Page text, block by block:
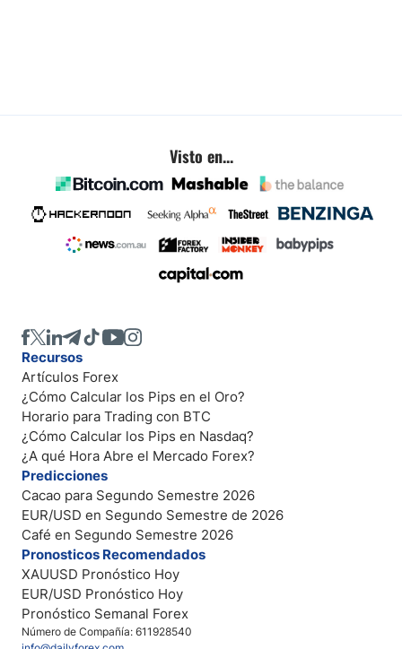
Visto en...
Número de Compañía: 611928540
Recursos
Artículos Forex
¿Cómo Calcular los Pips en el Oro?
Horario para Trading con BTC
¿Cómo Calcular los Pips en Nasdaq?
¿A qué Hora Abre el Mercado Forex?
Predicciones
Cacao para Segundo Semestre 2026
EUR/USD en Segundo Semestre de 2026
Café en Segundo Semestre 2026
Pronosticos Recomendados
XAUUSD Pronóstico Hoy
EUR/USD Pronóstico Hoy
Pronóstico Semanal Forex